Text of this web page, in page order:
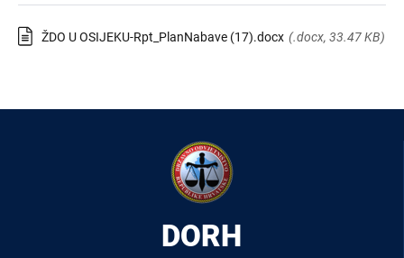
ŽDO U OSIJEKU-Rpt_PlanNabave (17).docx (.docx, 33.47 KB)
DORH